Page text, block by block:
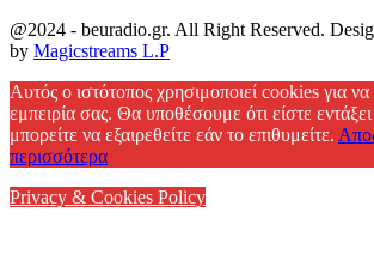
@2024 - beuradio.gr. All Right Reserved.
by Magicstreams L.P
Αυτός ο ιστότοπος χρησιμοποιεί cookies για να
εμπειρία σας. Θα υποθέσουμε ότι είστε
μπορείτε να εξαιρεθείτε εάν το επιθυμείτε.
περισσότερα
Privacy & Cookies Policy